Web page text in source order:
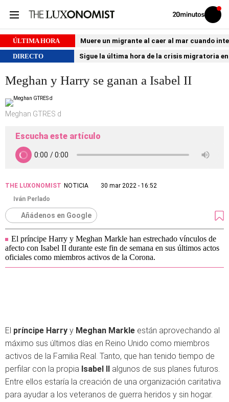
Volver
Iniciar
sesión
ÚLTIMA HORA
Muere un migrante al caer al mar cuando
DIRECTO
Sigue la última hora de la crisis migratoria
Meghan y Harry se ganan a Isabel II
Meghan GTRES d
Escucha este artículo
THE LUXONOMIST NOTICIA
30 mar 2022 - 16:52
Iván Perlado
Añádenos en Google
El príncipe Harry y Meghan Markle han estrechado vínculos de
afecto con Isabel II durante este fin de semana en sus últimos actos
oficiales como miembros activos de la Corona.
El príncipe Harry y Meghan Markle están aprovechando al
máximo sus últimos días en Reino Unido como miembros
activos de la Familia Real. Tanto, que han tenido tiempo de
perfilar con la propia Isabel II algunos de sus planes futuros.
Entre ellos estaría la creación de una organización caritativa
para ayudar a los veteranos de guerra heridos y sin hogar.